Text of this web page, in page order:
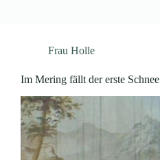
Frau Holle
Im Mering fällt der erste Schnee